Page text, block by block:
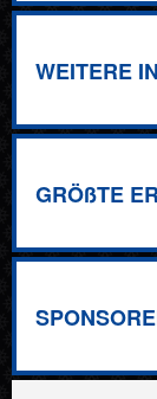
WEITERE
GRÖßTE